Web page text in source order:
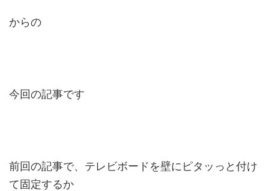
からの
今回の記事です
前回の記事で、テレビボードを壁にピタッっと付け
て固定するか